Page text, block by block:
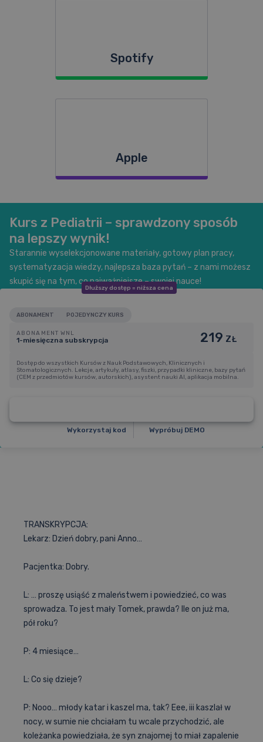
Spotify
Apple
Kurs z Pediatrii – sprawdzony sposób
na lepszy wynik!
Starannie wyselekcjonowane materiały, gotowy plan pracy,
systematyzacja wiedzy, najlepsza baza pytań – z nami możesz
skupić się na tym, co najważniejsze – swojej nauce!
Dłuższy dostęp = niższa cena
ABONAMENT POJEDYNCZY KURS
ABONAMENT WNL
1-miesięczna subskrypcja 219 ZŁ
ABONAMENT WNL
189 zł / m-c
Dostęp do wszystkich Kursów z Nauk Podstawowych, Klinicznych i
Stomatologicznych. Lekcje, artykuły, atlasy, fiszki, przypadki kliniczne, bazy pytań
(CEM z przedmiotów kursów, autorskich), asystent nauki AI, aplikacja mobilna.
Wykorzystaj kod Wypróbuj DEMO
TRANSKRYPCJA:
Lekarz: Dzień dobry, pani Anno…
Pacjentka: Dobry.
L: … proszę usiąść z maleństwem i powiedzieć, co was
sprowadza. To jest mały Tomek, prawda? Ile on już ma,
pół roku?
P: 4 miesiące…
L: Co się dzieje?
P: Nooo… młody katar i kaszel ma, tak? Eee, iii kaszlał w
nocy, w sumie nie chciałam tu wcale przychodzić, ale
koleżanka powiedziała, że syn znajomej to miał zapalenie